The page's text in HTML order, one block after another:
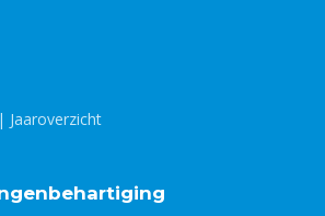
Jaaroverzicht